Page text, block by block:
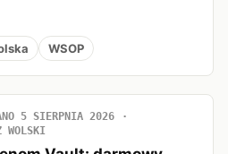
WSOP
5 SIERPNIA 2026
WOLSKI